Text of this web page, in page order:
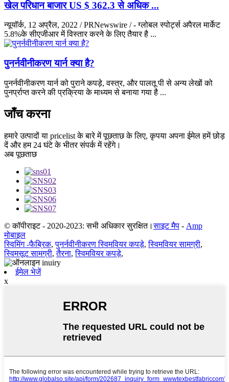
खेल परिधान बाजार US $ 362.3 से अधिक ...
न्यूयॉर्क, 12 अप्रैल, 2022 / PRNewswire / - ग्लोबल स्पोर्ट्स अपैरल मार्केट
5.8%के सीएजीआर में विस्तार करने के लिए तैयार है ...
पुनर्नवीनीकरण यार्न क्या है?
पुनर्नवीनीकरण यार्न को पुराने कपड़े, वस्त्र, और पालतू पी से अन्य लेखों को
पुनर्प्राप्त करने की प्रक्रिया के माध्यम से बनाया गया है ...
जाँच करना
हमारे उत्पादों या pricelist के बारे में पूछताछ के लिए, कृपया अपना ईमेल हमें छोड़
दें और हम 24 घंटे के भीतर संपर्क में रहेंगे।
अब पूछताछ
© कॉपीराइट - 2020-2023: सभी अधिकार सुरक्षित।साइट मैप - Amp
मोबाइल
स्विमिंग -फैब्रिक,पुनर्नवीनीकरण स्विमवियर कपड़े,स्विमवियर सामग्री,
स्विमसूट सामग्री,तैरना,स्विमवियर कपड़े,
ईमेल भेजें
x